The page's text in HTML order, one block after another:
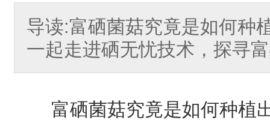
导读:富硒菌菇究竟是如何种
一起走进硒无忧技术，探寻
富硒菌菇究竟是如何种植